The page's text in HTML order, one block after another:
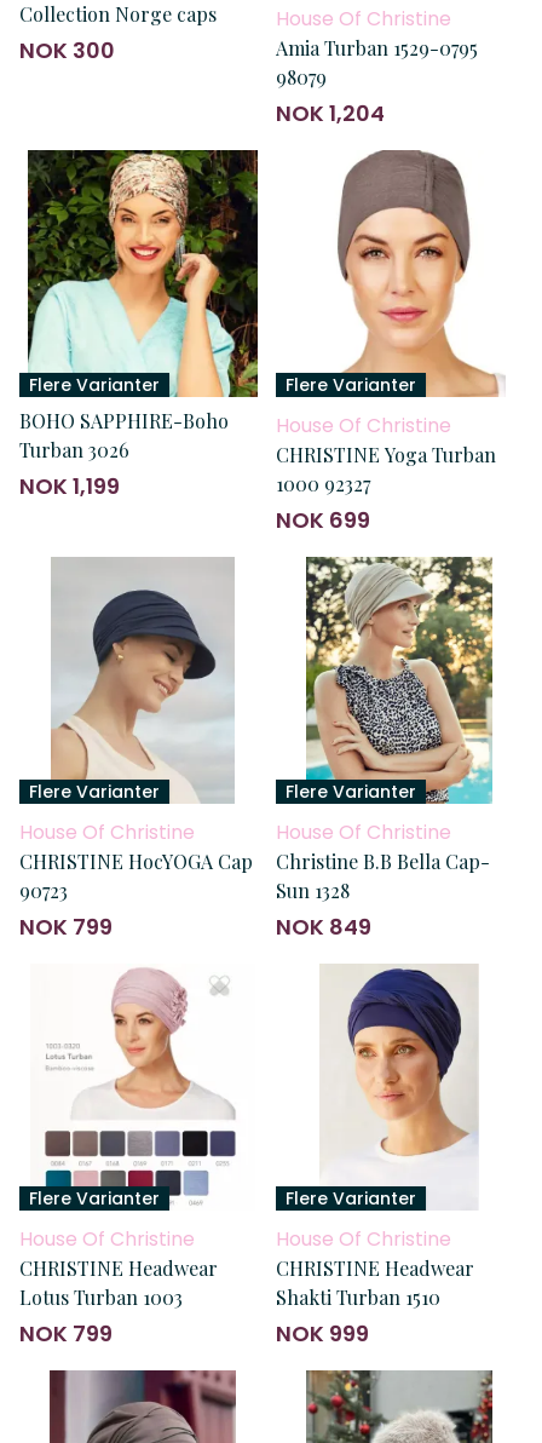
Collection Norge caps
NOK 300
House Of Christine
Amia Turban 1529-0795
98079
NOK 1,204
Flere Varianter
BOHO SAPPHIRE-Boho
Turban 3026
NOK 1,199
Flere Varianter
House Of Christine
CHRISTINE Yoga Turban
1000 92327
NOK 699
Flere Varianter
House Of Christine
CHRISTINE HocYOGA Cap
90723
NOK 799
Flere Varianter
House Of Christine
Christine B.B Bella Cap-
Sun 1328
NOK 849
Flere Varianter
House Of Christine
CHRISTINE Headwear
Lotus Turban 1003
NOK 799
Flere Varianter
House Of Christine
CHRISTINE Headwear
Shakti Turban 1510
NOK 999